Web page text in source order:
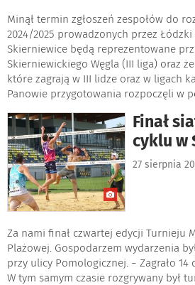
Minął termin zgłoszeń zespołów do
2024/2025 prowadzonych przez Łódzki
Skierniewice będą reprezentowane
Skierniewickiego Węgla (III liga) oraz
które zagrają w III lidze oraz w ligach
Panowie przygotowania rozpoczęli w
Finał
cyklu w
27 sierpnia
Za nami finał czwartej edycji Turnieju
Plażowej. Gospodarzem wydarzenia
przy ulicy Pomologicznej. − Zagrało 14
W tym samym czasie rozgrywany był